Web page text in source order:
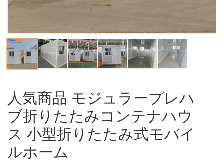
人気商品 モジュラープレハ
ブ折りたたみコンテナハウ
ス 小型折りたたみ式モバイ
ルホーム